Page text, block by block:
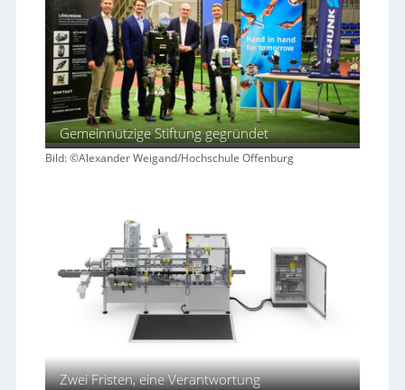
Gemeinnützige Stiftung gegründet
Bild: ©Alexander Weigand/Hochschule Offenburg
Zwei Fristen, eine Verantwortung